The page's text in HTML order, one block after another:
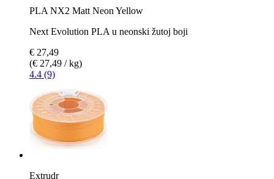
PLA NX2 Matt Neon Yellow
Next Evolution PLA u neonski žutoj boji
€ 27,49
(€ 27,49 / kg)
4.4 (9)
Extrudr